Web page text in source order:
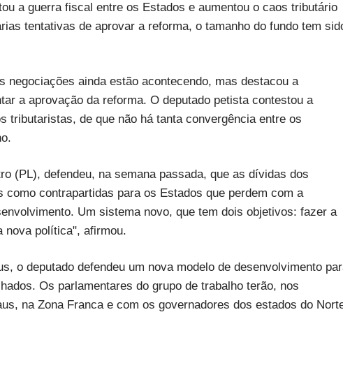
a guerra fiscal entre os Estados e aumentou o caos tributário
tentativas de aprovar a reforma, o tamanho do fundo tem
negociações ainda estão acontecendo, mas destacou a
a aprovação da reforma. O deputado petista contestou a
tributaristas, de que não há tanta convergência entre os
(PL), defendeu, na semana passada, que as dívidas dos
contrapartidas para os Estados que perdem com a
Um sistema novo, que tem dois objetivos: fazer a
nova política", afirmou.
o deputado defendeu um nova modelo de desenvolvimento
Os parlamentares do grupo de trabalho terão, nos
na Zona Franca e com os governadores dos estados do